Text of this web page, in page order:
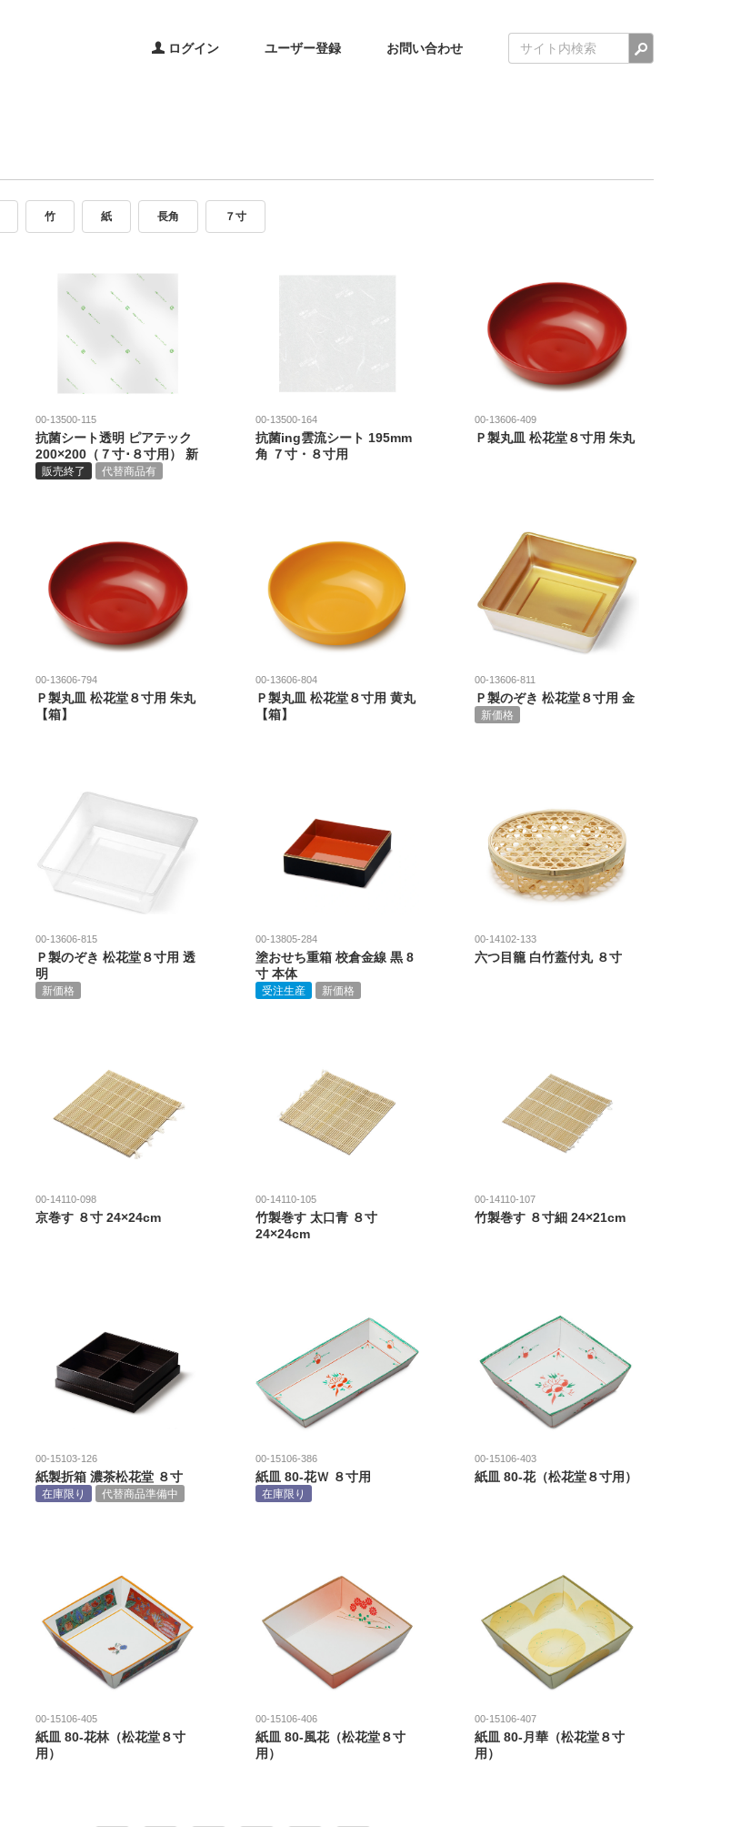
ログイン ユーザー登録 お問い合わせ 検索
竹 紙 長角 ７寸
00-13500-115
抗菌シート透明 ピアテック
200×200（７寸･８寸用） 新
販売終了 代替商品有
00-13500-164
抗菌ing雲流シート 195mm
角 ７寸・８寸用
00-13606-409
Ｐ製丸皿 松花堂８寸用 朱丸
00-13606-794
Ｐ製丸皿 松花堂８寸用 朱丸
【箱】
00-13606-804
Ｐ製丸皿 松花堂８寸用 黄丸
【箱】
00-13606-811
Ｐ製のぞき 松花堂８寸用 金
新価格
00-13606-815
Ｐ製のぞき 松花堂８寸用 透
明
新価格
00-13805-284
塗おせち重箱 校倉金線 黒 8
寸 本体
受注生産 新価格
00-14102-133
六つ目籠 白竹蓋付丸 ８寸
00-14110-098
京巻す ８寸 24×24cm
00-14110-105
竹製巻す 太口青 ８寸
24×24cm
00-14110-107
竹製巻す ８寸細 24×21cm
00-15103-126
紙製折箱 濃茶松花堂 ８寸
在庫限り 代替商品準備中
00-15106-386
紙皿 80-花Ｗ ８寸用
在庫限り
00-15106-403
紙皿 80-花（松花堂８寸用）
00-15106-405
紙皿 80-花林（松花堂８寸
用）
00-15106-406
紙皿 80-風花（松花堂８寸
用）
00-15106-407
紙皿 80-月華（松花堂８寸
用）